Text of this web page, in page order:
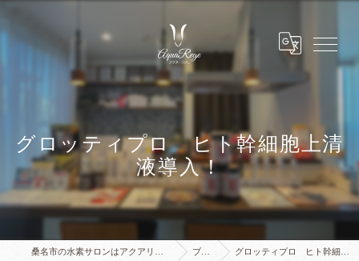
グロッティプロ ヒト幹細胞上清
液導入！
ブログ グロッティプロ ヒト幹細胞上清液導入！